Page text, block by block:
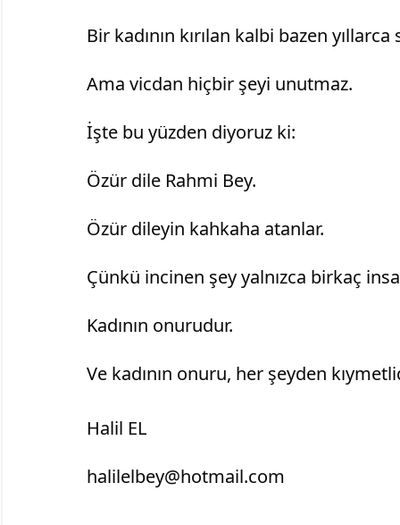
Bir kadının kırılan kalbi bazen yıllarca
		Ama vicdan hiçbir şeyi unutmaz.
		İşte bu yüzden diyoruz ki:
		Özür dile Rahmi Bey.
		Özür dileyin kahkaha atanlar.
Çünkü incinen şey yalnızca birkaç
		Kadının onurudur.
Ve kadının onuru, her şeyden
		Halil EL
		halilelbey@hotmail.com